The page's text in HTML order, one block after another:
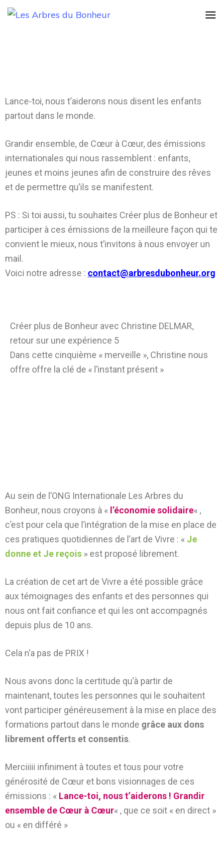
Lance-toi, nous t’aiderons nous disent les enfants
partout dans le monde.
Grandir ensemble, de Cœur à Cœur, des émissions
internationales qui nous rassemblent : enfants,
jeunes et moins jeunes afin de construire des rêves
et de permettre qu’ils se manifestent.
PS : Si toi aussi, tu souhaites Créer plus de Bonheur et
participer à ces émissions de la meilleure façon qui te
convient le mieux, nous t’invitons à nous envoyer un
mail.
Voici notre adresse : contact@arbresdubonheur.org
Créer plus de Bonheur avec Christine DELMAR,
retour sur une expérience 5
Dans cette cinquième « merveille », Christine nous
offre offre la clé de « l’instant présent »
Au sein de l’ONG Internationale Les Arbres du
Bonheur, nous croyons à « l’économie solidaire« ,
c’est pour cela que l’intégration de la mise en place de
ces pratiques quotidiennes de l’art de Vivre : « Je
donne et Je reçois » est proposé librement.
La création de cet art de Vivre a été possible grâce
aux témoignages des enfants et des personnes qui
nous ont fait confiance et qui les ont accompagnés
depuis plus de 10 ans.
Cela n’a pas de PRIX !
Nous avons donc la certitude qu’à partir de
maintenant, toutes les personnes qui le souhaitent
vont participer généreusement à la mise en place des
formations partout dans le monde grâce aux dons
librement offerts et consentis.
Merciiiii infiniment à toutes et tous pour votre
générosité de Cœur et bons visionnages de ces
émissions : « Lance-toi, nous t’aiderons ! Grandir
ensemble de Cœur à Cœur« , que ce soit « en direct »
ou « en différé »